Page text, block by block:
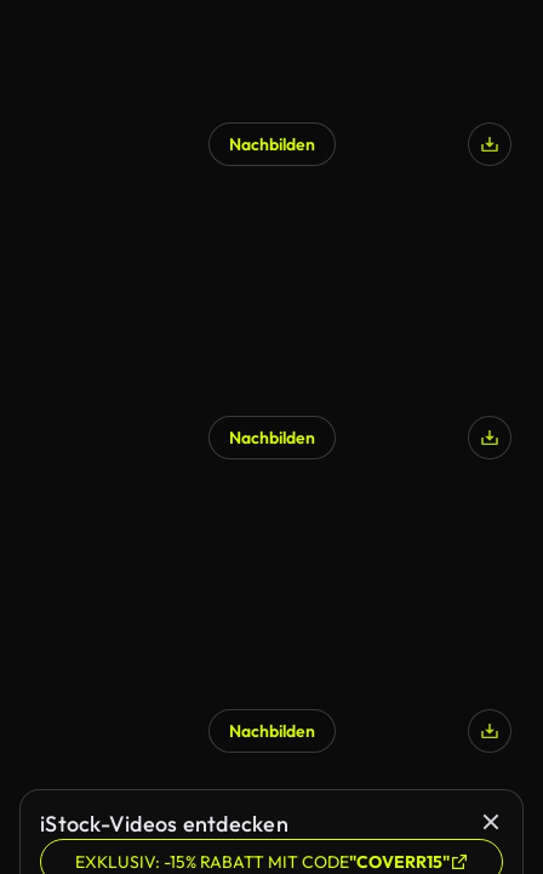
Nachbilden
Nachbilden
Nachbilden
iStock-Videos entdecken
EXKLUSIV: -15% RABATT MIT CODE"COVERR15"